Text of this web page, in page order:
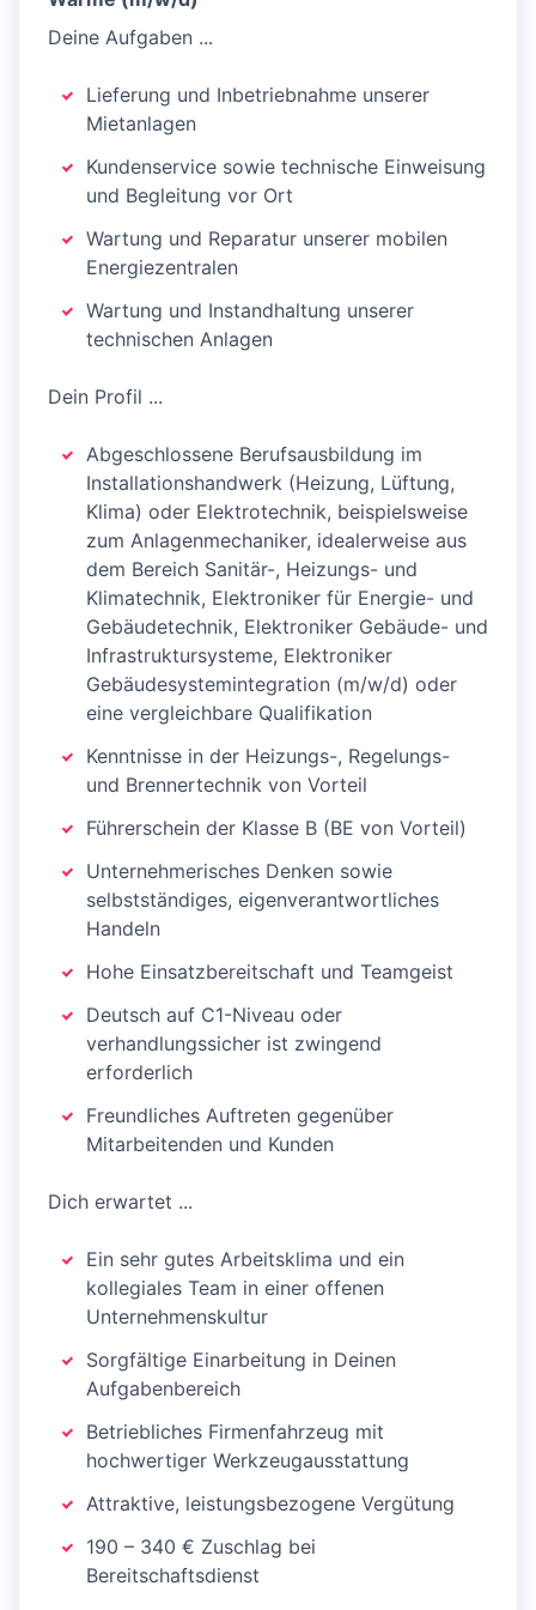
Deine Aufgaben ...
Lieferung und Inbetriebnahme unserer
Mietanlagen
Kundenservice sowie technische Einweisung
und Begleitung vor Ort
Wartung und Reparatur unserer mobilen
Energiezentralen
Wartung und Instandhaltung unserer
technischen Anlagen
Dein Profil ...
Abgeschlossene Berufsausbildung im
Installationshandwerk (Heizung, Lüftung,
Klima) oder Elektrotechnik, beispielsweise
zum Anlagenmechaniker, idealerweise aus
dem Bereich Sanitär-, Heizungs- und
Klimatechnik, Elektroniker für Energie- und
Gebäudetechnik, Elektroniker Gebäude- und
Infrastruktursysteme, Elektroniker
Gebäudesystemintegration (m/w/d) oder
eine vergleichbare Qualifikation
Kenntnisse in der Heizungs-, Regelungs-
und Brennertechnik von Vorteil
Führerschein der Klasse B (BE von Vorteil)
Unternehmerisches Denken sowie
selbstständiges, eigenverantwortliches
Handeln
Hohe Einsatzbereitschaft und Teamgeist
Deutsch auf C1-Niveau oder
verhandlungssicher ist zwingend
erforderlich
Freundliches Auftreten gegenüber
Mitarbeitenden und Kunden
Dich erwartet ...
Ein sehr gutes Arbeitsklima und ein
kollegiales Team in einer offenen
Unternehmenskultur
Sorgfältige Einarbeitung in Deinen
Aufgabenbereich
Betriebliches Firmenfahrzeug mit
hochwertiger Werkzeugausstattung
Attraktive, leistungsbezogene Vergütung
190 – 340 € Zuschlag bei
Bereitschaftsdienst